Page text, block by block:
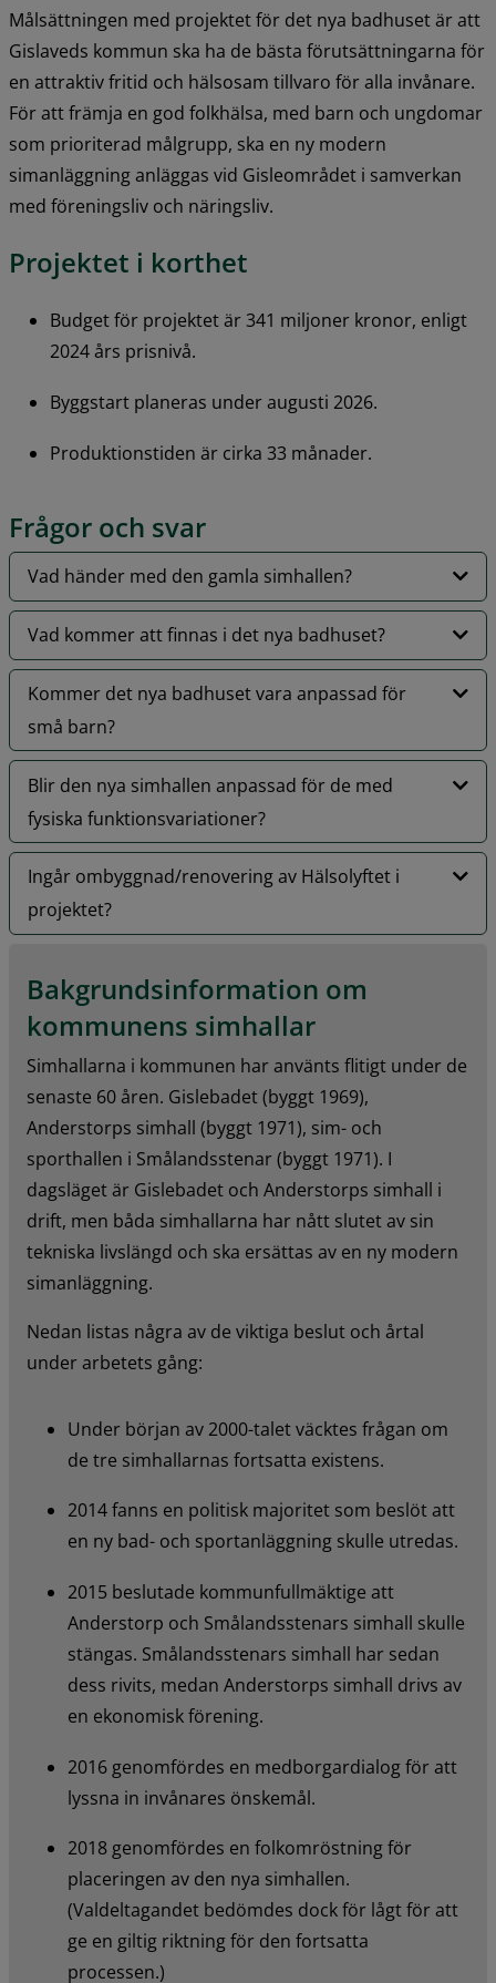
Målsättningen med projektet för det nya badhuset är att
Gislaveds kommun ska ha de bästa förutsättningarna för
en attraktiv fritid och hälsosam tillvaro för alla invånare.
För att främja en god folkhälsa, med barn och ungdomar
som prioriterad målgrupp, ska en ny modern
simanläggning anläggas vid Gisleområdet i samverkan
med föreningsliv och näringsliv.
Projektet i korthet
Budget för projektet är 341 miljoner kronor, enligt
2024 års prisnivå.
Byggstart planeras under augusti 2026.
Produktionstiden är cirka 33 månader.
Frågor och svar
Vad händer med den gamla simhallen?
Vad kommer att finnas i det nya badhuset?
Kommer det nya badhuset vara anpassad för
små barn?
Blir den nya simhallen anpassad för de med
fysiska funktionsvariationer?
Ingår ombyggnad/renovering av Hälsolyftet i
projektet?
Bakgrundsinformation om
kommunens simhallar
Simhallarna i kommunen har använts flitigt under de
senaste 60 åren. Gislebadet (byggt 1969),
Anderstorps simhall (byggt 1971), sim- och
sporthallen i Smålandsstenar (byggt 1971). I
dagsläget är Gislebadet och Anderstorps simhall i
drift, men båda simhallarna har nått slutet av sin
tekniska livslängd och ska ersättas av en ny modern
simanläggning.
Nedan listas några av de viktiga beslut och årtal
under arbetets gång:
Under början av 2000-talet väcktes frågan om
de tre simhallarnas fortsatta existens.
2014 fanns en politisk majoritet som beslöt att
en ny bad- och sportanläggning skulle utredas.
2015 beslutade kommunfullmäktige att
Anderstorp och Smålandsstenars simhall skulle
stängas. Smålandsstenars simhall har sedan
dess rivits, medan Anderstorps simhall drivs av
en ekonomisk förening.
2016 genomfördes en medborgardialog för att
lyssna in invånares önskemål.
2018 genomfördes en folkomröstning för
placeringen av den nya simhallen.
(Valdeltagandet bedömdes dock för lågt för att
ge en giltig riktning för den fortsatta
processen.)